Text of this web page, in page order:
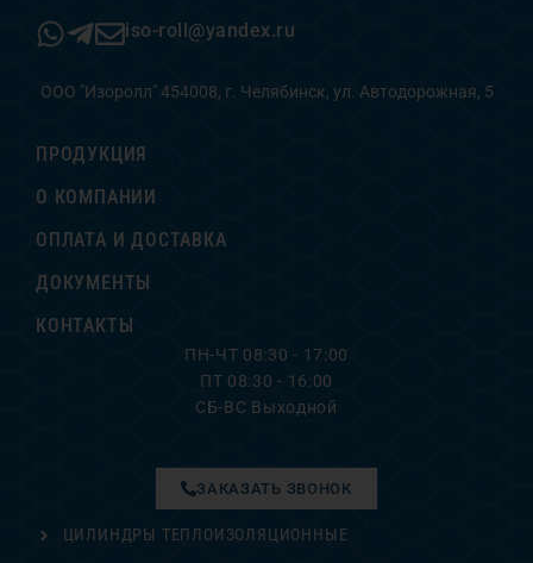
iso-roll@yandex.ru
ООО "Изоролл" 454008, г. Челябинск, ул. Автодорожная, 5
ПРОДУКЦИЯ
О КОМПАНИИ
ОПЛАТА И ДОСТАВКА
ДОКУМЕНТЫ
КОНТАКТЫ
ПН-ЧТ 08:30 - 17:00
ПТ 08:30 - 16:00
СБ-ВС Выходной
ЦИЛИНДРЫ ТЕПЛОИЗОЛЯЦИОННЫЕ
ЗАКАЗАТЬ ЗВОНОК